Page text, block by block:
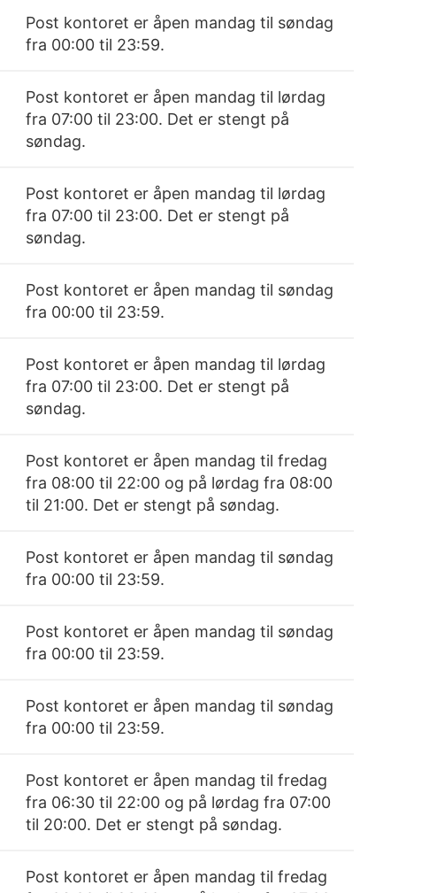
Post kontoret er åpen mandag til søndag
fra 00:00 til 23:59.
Post kontoret er åpen mandag til lørdag
fra 07:00 til 23:00. Det er stengt på
søndag.
Post kontoret er åpen mandag til lørdag
fra 07:00 til 23:00. Det er stengt på
søndag.
Post kontoret er åpen mandag til søndag
fra 00:00 til 23:59.
Post kontoret er åpen mandag til lørdag
fra 07:00 til 23:00. Det er stengt på
søndag.
Post kontoret er åpen mandag til fredag
fra 08:00 til 22:00 og på lørdag fra 08:00
til 21:00. Det er stengt på søndag.
Post kontoret er åpen mandag til søndag
fra 00:00 til 23:59.
Post kontoret er åpen mandag til søndag
fra 00:00 til 23:59.
Post kontoret er åpen mandag til søndag
fra 00:00 til 23:59.
Post kontoret er åpen mandag til fredag
fra 06:30 til 22:00 og på lørdag fra 07:00
til 20:00. Det er stengt på søndag.
Post kontoret er åpen mandag til fredag